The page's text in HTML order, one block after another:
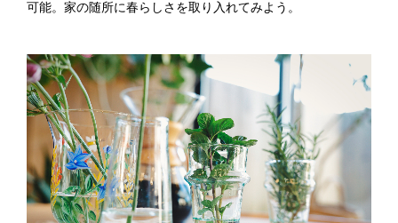
可能。家の随所に春らしさを取り入れてみよう。